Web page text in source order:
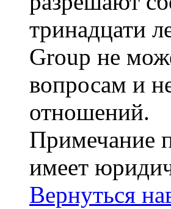
тринадцати
Group не
вопросам и
отношений.
Примечание
имеет
Вернуться